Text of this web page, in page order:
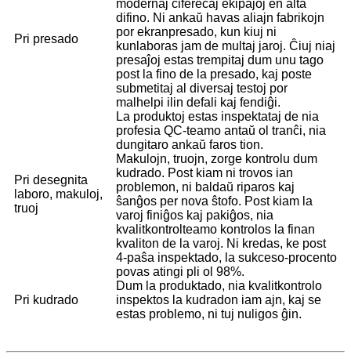
Pri presado
modernaj ciferecaj ekipaĵoj en alta
difino. Ni ankaŭ havas aliajn fabrikojn
por ekranpresado, kun kiuj ni
kunlaboras jam de multaj jaroj. Ĉiuj niaj
presaĵoj estas trempitaj dum unu tago
post la fino de la presado, kaj poste
submetitaj al diversaj testoj por
malhelpi ilin defali kaj fendiĝi.
Pri desegnita
laboro, makuloj,
truoj
La produktoj estas inspektataj de nia
profesia QC-teamo antaŭ ol tranĉi, nia
dungitaro ankaŭ faros tion.
Makulojn, truojn, zorge kontrolu dum
kudrado. Post kiam ni trovos ian
problemon, ni baldaŭ riparos kaj
ŝanĝos per nova ŝtofo. Post kiam la
varoj finiĝos kaj pakiĝos, nia
kvalitkontrolteamo kontrolos la finan
kvaliton de la varoj. Ni kredas, ke post
4-paŝa inspektado, la sukceso-procento
povas atingi pli ol 98%.
Pri kudrado
Dum la produktado, nia kvalitkontrolo
inspektos la kudradon iam ajn, kaj se
estas problemo, ni tuj nuligos ĝin.